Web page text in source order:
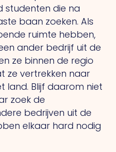
studenten die na
baan zoeken. Als
ruimte hebben,
ander bedrijf uit de
ze binnen de regio
ze vertrekken naar
land. Blijf daarom niet
zoek de
bedrijven uit de
elkaar hard nodig